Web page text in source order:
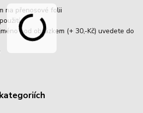
na přenosové folii
pod obrázkem (+ 30,-Kč) uvedete do